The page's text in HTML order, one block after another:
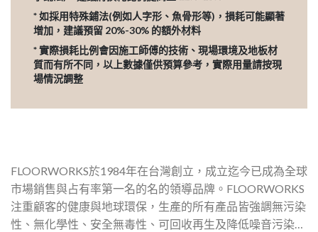
* 如採用特殊鋪法(例如人字形、魚骨形等)，損耗可能顯著
增加，建議預留 20%-30% 的額外材料
* 實際損耗比例會因施工師傅的技術、現場環境及地板材
質而有所不同，以上數據僅供預算參考，實際用量請按現
場情況調整
FLOORWORKS於1984年在台灣創立，成立迄今已成為全球
市場銷售與占有率第一名的名的領導品牌。FLOORWORKS
注重顧客的健康與地球環保，生產的所有產品皆強調無污染
性、無化學性、安全無毒性、可回收再生及降低噪音污染…